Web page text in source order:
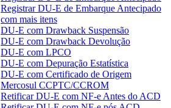
Registrar DU-E de Embarque Antecipado
com mais itens
DU-E com Drawback Suspensão
DU-E com Drawback Devolução
DU-E com LPCO
DU-E com Depuração Estatística
DU-E com Certificado de Origem
Mercosul CCPTC/CCROM
Retificar DU-E com NF-e Antes do ACD